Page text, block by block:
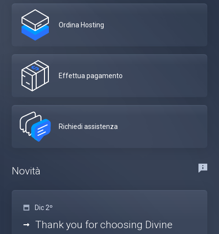
Ordina Hosting
Effettua pagamento
Richiedi assistenza
Novità
Dic 2º
Thank you for choosing Divine